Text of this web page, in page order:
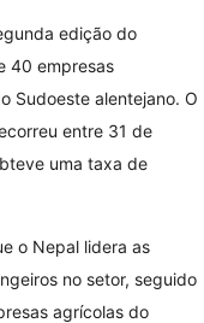
edição do
40 empresas
Sudoeste alentejano. O
entre 31 de
uma taxa de
o Nepal lidera as
no setor, seguido
agrícolas do